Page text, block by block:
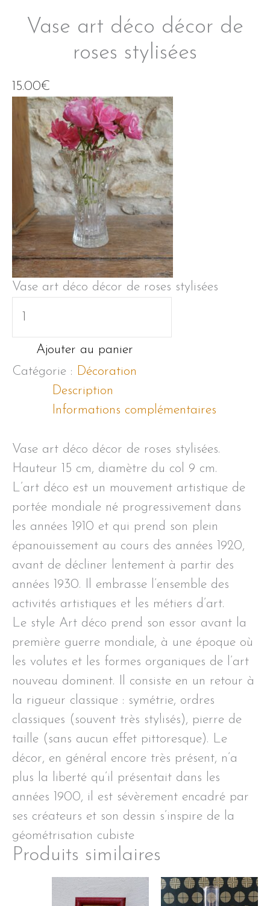
Vase art déco décor de
roses stylisées
15.00€
Vase art déco décor de roses stylisées
art
roses
stylisées
Ajouter au panier
Catégorie : Décoration
Description
Informations complémentaires
Vase art déco décor de roses stylisées.
Hauteur 15 cm, diamètre du col 9 cm.
L’art déco est un mouvement artistique de
portée mondiale né progressivement dans
les années 1910 et qui prend son plein
épanouissement au cours des années 1920,
avant de décliner lentement à partir des
années 1930. Il embrasse l’ensemble des
activités artistiques et les métiers d’art.
Le style Art déco prend son essor avant la
première guerre mondiale, à une époque où
les volutes et les formes organiques de l’art
nouveau dominent. Il consiste en un retour à
la rigueur classique : symétrie, ordres
classiques (souvent très stylisés), pierre de
taille (sans aucun effet pittoresque). Le
décor, en général encore très présent, n’a
plus la liberté qu’il présentait dans les
années 1900, il est sévèrement encadré par
ses créateurs et son dessin s’inspire de la
géométrisation cubiste
Produits similaires